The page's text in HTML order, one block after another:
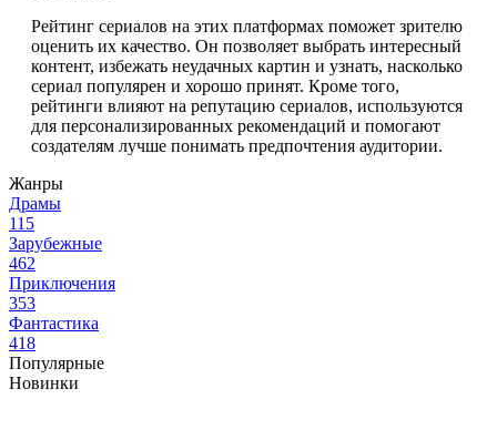
Рейтинг сериалов на этих платформах поможет зрителю
оценить их качество. Он позволяет выбрать интересный
контент, избежать неудачных картин и узнать, насколько
сериал популярен и хорошо принят. Кроме того,
рейтинги влияют на репутацию сериалов, используются
для персонализированных рекомендаций и помогают
создателям лучше понимать предпочтения аудитории.
Жанры
Драмы
115
Зарубежные
462
Приключения
353
Фантастика
418
Популярные
Новинки